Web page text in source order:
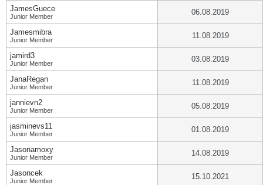
JamesGuece
Junior Member 06.08.2019
Jamesmibra
Junior Member 11.08.2019
jamird3
Junior Member 03.08.2019
JanaRegan
Junior Member 11.08.2019
jannievn2
Junior Member 05.08.2019
jasminevs11
Junior Member 01.08.2019
Jasonamoxy
Junior Member 14.08.2019
Jasoncek
Junior Member 15.10.2021